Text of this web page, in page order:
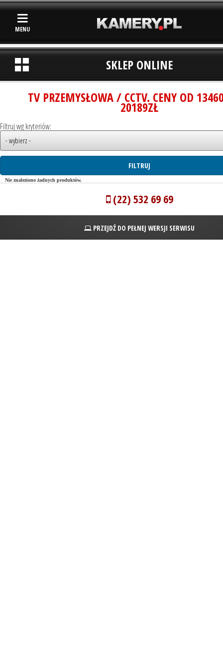
MENU
SKLEP ONLINE
TV PRZEMYSŁOWA / CCTV. CENY OD
20189ZŁ
Filtruj wg kryteriów:
Nie znaleziono żadnych produktów.
(22) 532 69 69
PRZEJDŹ DO PEŁNEJ WERSJI SERWISU